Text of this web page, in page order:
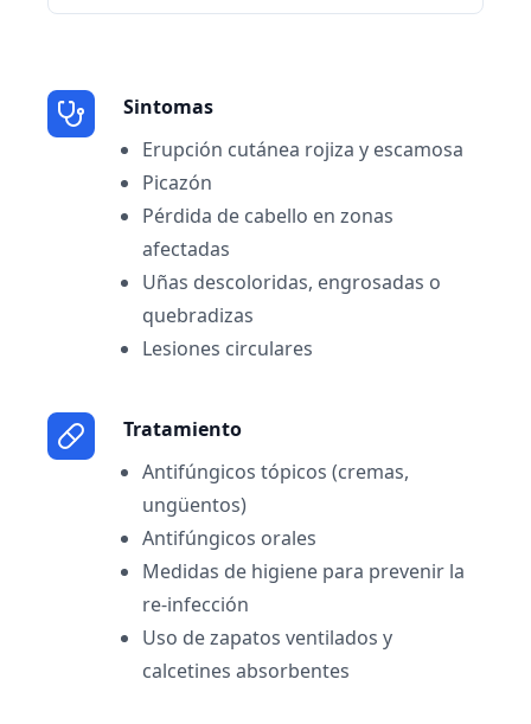
Sintomas
Erupción cutánea rojiza y escamosa
Picazón
Pérdida de cabello en zonas
afectadas
Uñas descoloridas, engrosadas o
quebradizas
Lesiones circulares
Tratamiento
Antifúngicos tópicos (cremas,
ungüentos)
Antifúngicos orales
Medidas de higiene para prevenir la
re-infección
Uso de zapatos ventilados y
calcetines absorbentes